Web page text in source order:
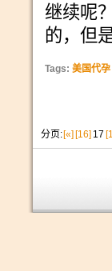
继续呢
的，但
Tags: 美国代
分页:[«] [16] 17